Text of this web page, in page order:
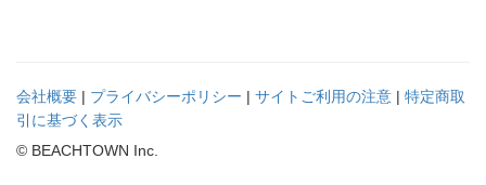
会社概要 | プライバシーポリシー | サイトご利用の注意 | 特定商取
引に基づく表示
© BEACHTOWN Inc.